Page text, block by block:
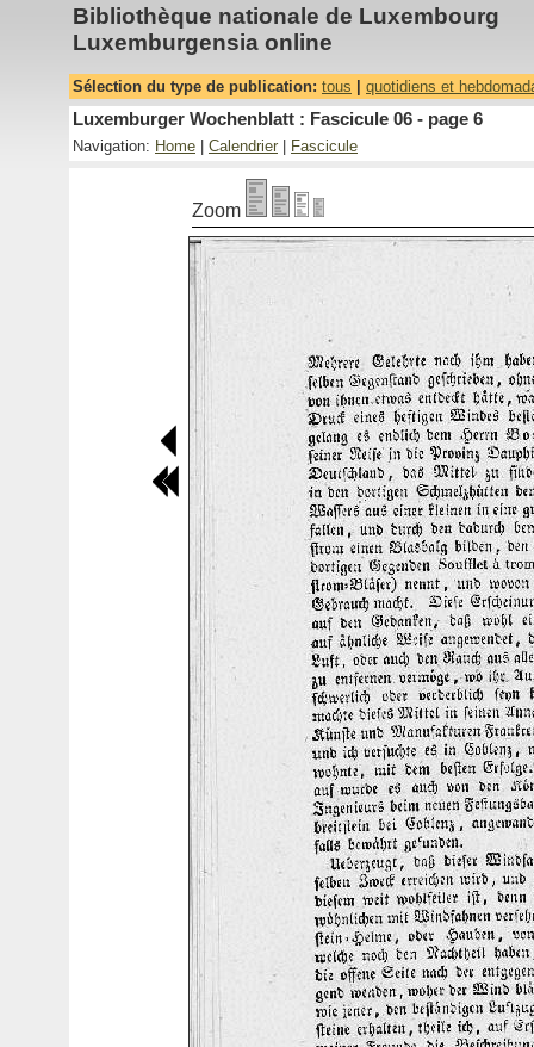
Bibliothèque nationale de Luxembourg
Luxemburgensia online
Sélection du type de publication: tous quotidiens et
Luxemburger Wochenblatt : Fascicule 06 - page 6
Navigation: Home Calendrier Fascicule
Zoom